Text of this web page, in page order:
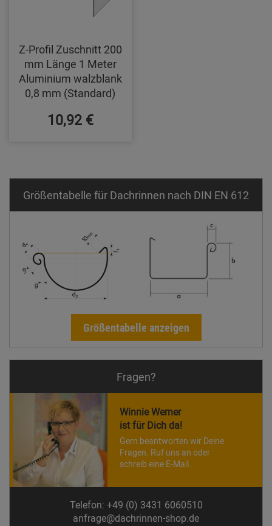
Z-Profil Zuschnitt 200
mm Länge 1 Meter
Aluminium walzblank
0,8 mm (Standard)
10,92 €
Größentabelle für Dachrinnen nach DIN EN 612
Größentabelle anzeigen
Fragen?
Winnie Werner
ist für Dich da!
Gern beantworten wir Deine
Fragen. Ruf uns an oder
schreib eine E-Mail.
Telefon: +49 (0) 3431 6060510
anfrage@dachrinnen-shop.de